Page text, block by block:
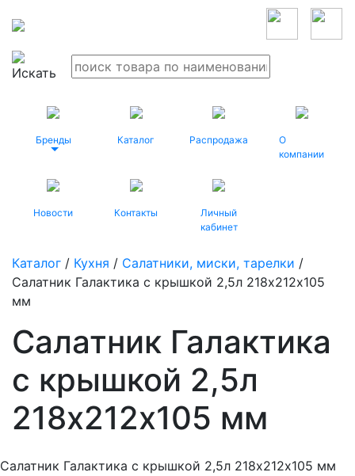
Бренды Каталог Распродажа
О
компании
Новости Контакты
Личный
кабинет
Каталог / Кухня / Салатники, миски, тарелки /
Салатник Галактика с крышкой 2,5л 218х212х105
мм
Салатник Галактика
с крышкой 2,5л
218х212х105 мм
Салатник Галактика с крышкой 2,5л 218х212х105 мм